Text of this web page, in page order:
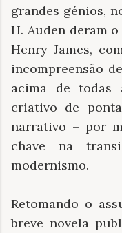
grandes génios,
H. Auden deram
Henry James,
incompreensão
acima de todas
criativo de
narrativo – por
chave na
modernismo.
Retomando o
breve novela